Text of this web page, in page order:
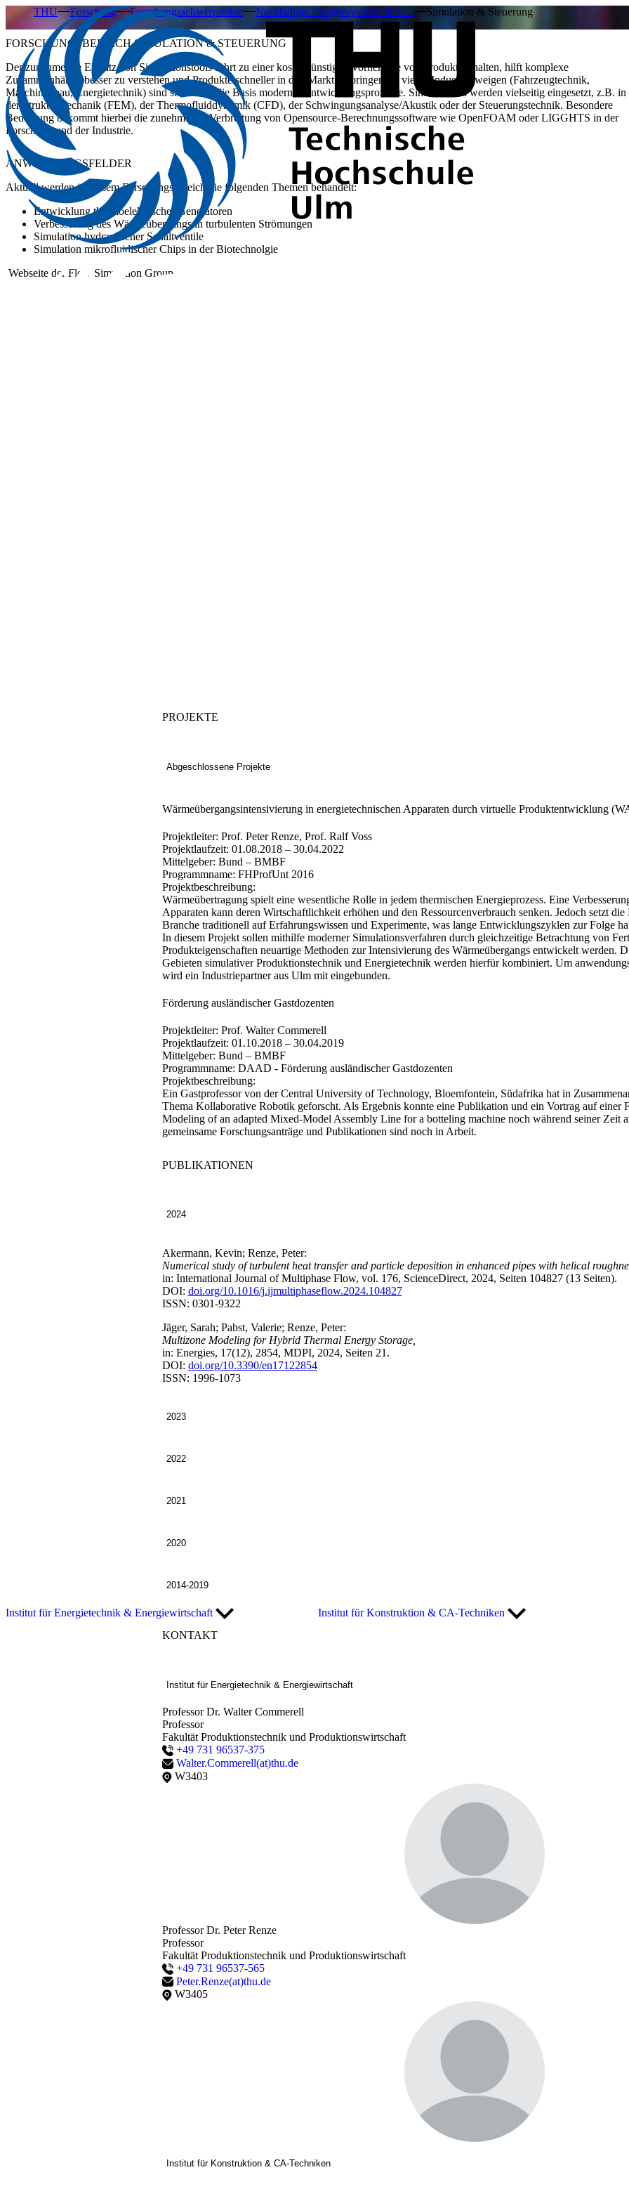
THU Forschung Forschungsschwerpunkte Nachhaltige Energiesysteme & E… Simulation & Steuerung
FORSCHUNGSBEREICH SIMULATION & STEUERUNG
Der zunehmende Einsatz von Simulationstools führt zu einer kostengünstigen Vorhersage von Produktverhalten, hilft komplexe
Zusammenhänge besser zu verstehen und Produkte schneller in den Markt zu bringen. In vielen Industriezweigen (Fahrzeugtechnik,
Maschinenbau, Energietechnik) sind sie bereits die Basis moderner Entwicklungsprozesse. Simulationen werden vielseitig eingesetzt, z.B. in
der Strukturmechanik (FEM), der Thermofluiddynamik (CFD), der Schwingungsanalyse/Akustik oder der Steuerungstechnik. Besondere
Bedeutung bekommt hierbei die zunehmende Verbreitung von Opensource-Berechnungssoftware wie OpenFOAM oder LIGGHTS in der
Forschung und der Industrie.
ANWENDUNGSFELDER
Aktuell werden in diesem Forschungsbereich die folgenden Themen behandelt:
Entwicklung thermoelektrischer Generatoren
Verbesserung des Wärmeübergangs in turbulenten Strömungen
Simulation hydraulischer Schaltventile
Simulation mikrofluidischer Chips in der Biotechnolgie
Webseite der Flow Simulation Group
PROJEKTE
Abgeschlossene Projekte
Wärmeübergangsintensivierung in energietechnischen Apparaten durch virtuelle Produktentwicklung
Projektleiter: Prof. Peter Renze, Prof. Ralf Voss
Projektlaufzeit: 01.08.2018 – 30.04.2022
Mittelgeber: Bund – BMBF
Programmname: FHProfUnt 2016
Projektbeschreibung:
Wärmeübertragung spielt eine wesentliche Rolle in jedem thermischen Energieprozess. Eine
Apparaten kann deren Wirtschaftlichkeit erhöhen und den Ressourcenverbrauch senken. Jedoch setzt
Branche traditionell auf Erfahrungswissen und Experimente, was lange Entwicklungszyklen zur Folge
In diesem Projekt sollen mithilfe moderner Simulationsverfahren durch gleichzeitige Betrachtung von
Produkteigenschaften neuartige Methoden zur Intensivierung des Wärmeübergangs entwickelt werden.
Gebieten simulativer Produktionstechnik und Energietechnik werden hierfür kombiniert. Um
wird ein Industriepartner aus Ulm mit eingebunden.
Förderung ausländischer Gastdozenten
Projektleiter: Prof. Walter Commerell
Projektlaufzeit: 01.10.2018 – 30.04.2019
Mittelgeber: Bund – BMBF
Programmname: DAAD - Förderung ausländischer Gastdozenten
Projektbeschreibung:
Ein Gastprofessor von der Central University of Technology, Bloemfontein, Südafrika hat in
Thema Kollaborative Robotik geforscht. Als Ergebnis konnte eine Publikation und ein Vortrag auf einer
Modeling of an adapted Mixed-Model Assembly Line for a botteling machine noch während seiner Zeit
gemeinsame Forschungsanträge und Publikationen sind noch in Arbeit.
PUBLIKATIONEN
2024
Akermann, Kevin; Renze, Peter:
Numerical study of turbulent heat transfer and particle deposition in enhanced pipes with helical
in: International Journal of Multiphase Flow, vol. 176, ScienceDirect, 2024, Seiten 104827 (13 Seiten).
DOI: doi.org/10.1016/j.ijmultiphaseflow.2024.104827
ISSN: 0301-9322
Jäger, Sarah; Pabst, Valerie; Renze, Peter:
Multizone Modeling for Hybrid Thermal Energy Storage,
in: Energies, 17(12), 2854, MDPI, 2024, Seiten 21.
DOI: doi.org/10.3390/en17122854
ISSN: 1996-1073
2023
2022
2021
2020
2014-2019
Institut für Energietechnik & Energiewirtschaft
Institut für Konstruktion & CA-Techniken
KONTAKT
Institut für Energietechnik & Energiewirtschaft
Professor Dr. Walter Commerell
Professor
Fakultät Produktionstechnik und Produktionswirtschaft
+49 731 96537-375
Walter.Commerell(at)thu.de
W3403
Professor Dr. Peter Renze
Professor
Fakultät Produktionstechnik und Produktionswirtschaft
+49 731 96537-565
Peter.Renze(at)thu.de
W3405
Institut für Konstruktion & CA-Techniken